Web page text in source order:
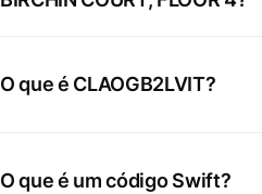
O que é CLAOGB2LVIT?
O que é um código Swift?